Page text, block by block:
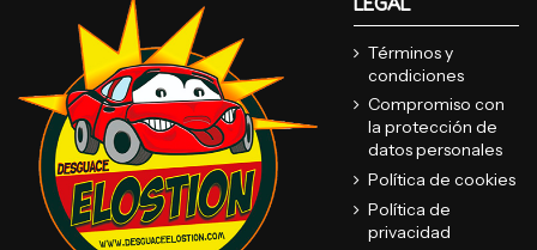
LEGAL
Términos y
condiciones
Compromiso con
la protección de
datos personales
Política de cookies
Política de
privacidad